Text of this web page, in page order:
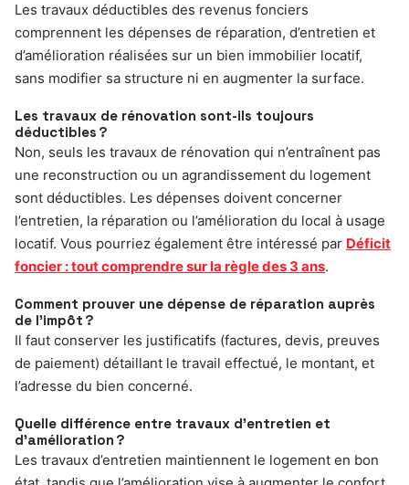
Les travaux déductibles des revenus fonciers
comprennent les dépenses de réparation, d’entretien et
d’amélioration réalisées sur un bien immobilier locatif,
sans modifier sa structure ni en augmenter la surface.
Les travaux de rénovation sont-ils toujours
déductibles ?
Non, seuls les travaux de rénovation qui n’entraînent pas
une reconstruction ou un agrandissement du logement
sont déductibles. Les dépenses doivent concerner
l’entretien, la réparation ou l’amélioration du local à usage
locatif. Vous pourriez également être intéressé par Déficit
foncier : tout comprendre sur la règle des 3 ans.
Comment prouver une dépense de réparation auprès
de l’impôt ?
Il faut conserver les justificatifs (factures, devis, preuves
de paiement) détaillant le travail effectué, le montant, et
l’adresse du bien concerné.
Quelle différence entre travaux d’entretien et
d’amélioration ?
Les travaux d’entretien maintiennent le logement en bon